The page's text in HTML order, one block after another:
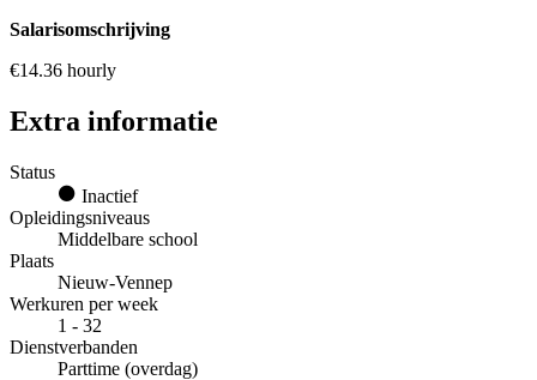
Salarisomschrijving
€14.36 hourly
Extra informatie
Status
Inactief
Opleidingsniveaus
Middelbare school
Plaats
Nieuw-Vennep
Werkuren per week
1 - 32
Dienstverbanden
Parttime (overdag)